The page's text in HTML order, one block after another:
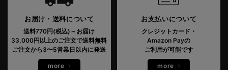
お届け・送料について
送料770円(税込)～お届け
33,000円以上のご注文で送料無料
ご注文から3〜5営業日以内に発送
more
お支払いについて
クレジットカード・
Amazon Payの
ご利用が可能です
more